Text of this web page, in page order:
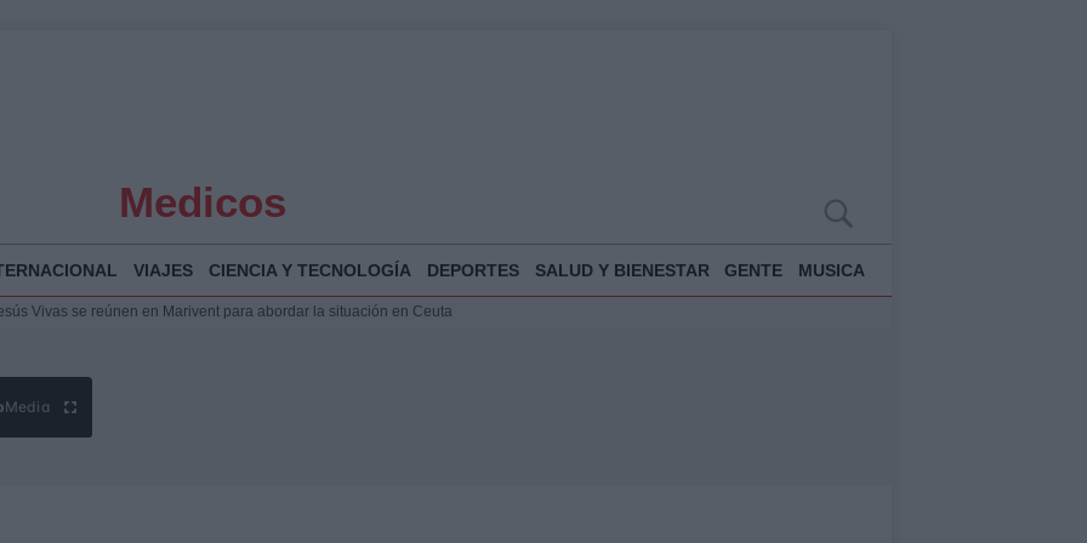
Medicos
VIAJES CIENCIA Y TECNOLOGÍA DEPORTES SALUD Y BIENESTAR GENTE MUSICA
del Gobierno ante la crisis migratoria en Ceuta
Vivas se reúnen en Marivent para abordar la situación en Ceuta
Media